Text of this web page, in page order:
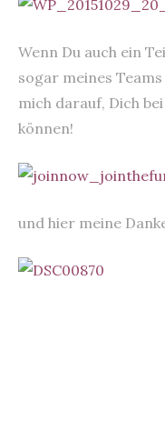
Wenn Du auch ein
sogar meines
mich darauf, Dich
können!
und hier meine